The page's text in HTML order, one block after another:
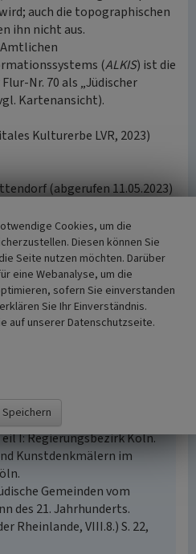
auch die topographischen
ihn nicht aus.
(ALKIS) ist die
Nr. 70 als „Jüdischer
Kartenansicht).
Kulturerbe LVR, 2023)
(abgerufen 11.05.2023)
Friedhof Bettendorf
Alsdorf-Bettendorf (darunter
Friedhofs und der
Karte 1:25.000 (5103)
(abgerufen 11.05.2023)
Karte 1:25.000 (5103)
(abgerufen 11.05.2023)
Kulturerbe in
I: Regierungsbezirk Köln.
Kunstdenkmälern im
Gemeinden vom
des 21. Jahrhunderts.
Rheinlande, VIII.8.) S. 22,
Cookies, um die
Diesen können Sie
Seite nutzen möchten. Darüber
eine Webanalyse, um die
sofern Sie einverstanden
Sie Ihr Einverständnis.
auf unserer Datenschutzseite.